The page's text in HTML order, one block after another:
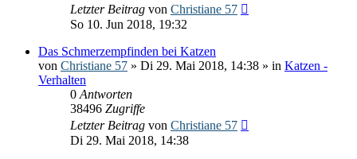
Letzter Beitrag von Christiane 57
So 10. Jun 2018, 19:32
Das Schmerzempfinden bei Katzen
von Christiane 57 » Di 29. Mai 2018, 14:38 » in Katzen -
Verhalten
0 Antworten
38496 Zugriffe
Letzter Beitrag von Christiane 57
Di 29. Mai 2018, 14:38